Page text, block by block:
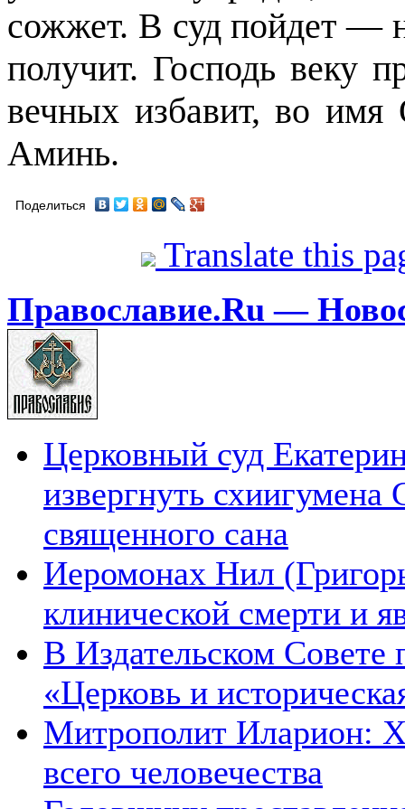
сожжет. В суд пойдет —
получит. Господь веку
вечных избавит, во
Аминь.
Поделиться
Translate this
Православие.Ru —
Церковный суд
извергнуть схиигумена
священного сана
Иеромонах Нил
клинической смерти и
В Издательском Совете
«Церковь и
Митрополит Иларион:
всего человечества